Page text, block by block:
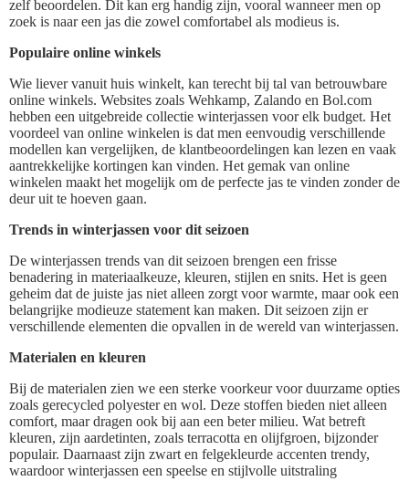
zelf beoordelen. Dit kan erg handig zijn, vooral wanneer men op
zoek is naar een jas die zowel comfortabel als modieus is.
Populaire online winkels
Wie liever vanuit huis winkelt, kan terecht bij tal van betrouwbare
online winkels. Websites zoals Wehkamp, Zalando en Bol.com
hebben een uitgebreide collectie winterjassen voor elk budget. Het
voordeel van online winkelen is dat men eenvoudig verschillende
modellen kan vergelijken, de klantbeoordelingen kan lezen en vaak
aantrekkelijke kortingen kan vinden. Het gemak van online
winkelen maakt het mogelijk om de perfecte jas te vinden zonder de
deur uit te hoeven gaan.
Trends in winterjassen voor dit seizoen
De winterjassen trends van dit seizoen brengen een frisse
benadering in materiaalkeuze, kleuren, stijlen en snits. Het is geen
geheim dat de juiste jas niet alleen zorgt voor warmte, maar ook een
belangrijke modieuze statement kan maken. Dit seizoen zijn er
verschillende elementen die opvallen in de wereld van winterjassen.
Materialen en kleuren
Bij de materialen zien we een sterke voorkeur voor duurzame opties
zoals gerecycled polyester en wol. Deze stoffen bieden niet alleen
comfort, maar dragen ook bij aan een beter milieu. Wat betreft
kleuren, zijn aardetinten, zoals terracotta en olijfgroen, bijzonder
populair. Daarnaast zijn zwart en felgekleurde accenten trendy,
waardoor winterjassen een speelse en stijlvolle uitstraling